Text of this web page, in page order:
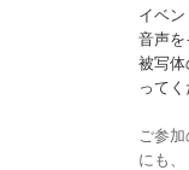
イベ
音声を
被写体
ってく
ご参
にも、